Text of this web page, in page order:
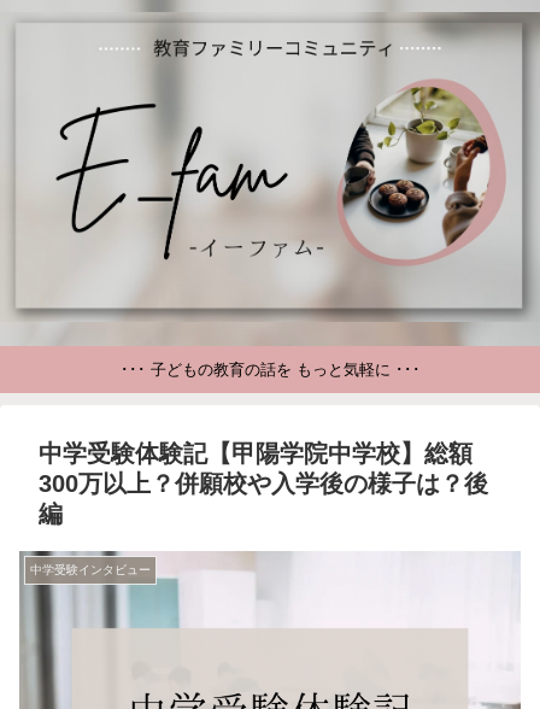
･･･ 子どもの教育の話を もっと気軽に ･･･
中学受験体験記【甲陽学院中学校】総額
300万以上？併願校や入学後の様子は？後
編
中学受験インタビュー